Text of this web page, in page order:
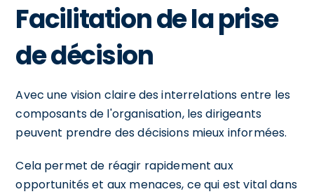
Facilitation de la prise
de décision
Avec une vision claire des interrelations entre les
composants de l'organisation, les dirigeants
peuvent prendre des décisions mieux informées.
Cela permet de réagir rapidement aux
opportunités et aux menaces, ce qui est vital dans